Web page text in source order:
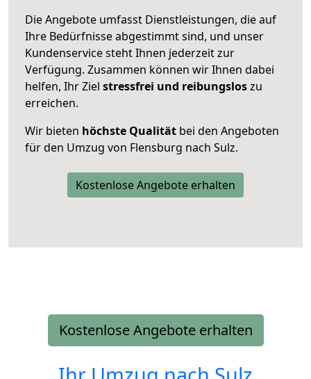
Die Angebote umfasst Dienstleistungen, die auf
Ihre Bedürfnisse abgestimmt sind, und unser
Kundenservice steht Ihnen jederzeit zur
Verfügung. Zusammen können wir Ihnen dabei
helfen, Ihr Ziel stressfrei und reibungsloszu
erreichen.
Wir bieten höchste Qualität bei den Angeboten
für den Umzug von Flensburg nach Sulz.
Kostenlose Angebote erhalten
Kostenlose Angebote erhalten